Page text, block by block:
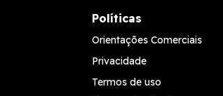
Políticas
Orientações Comerciais
Privacidade
Termos de uso